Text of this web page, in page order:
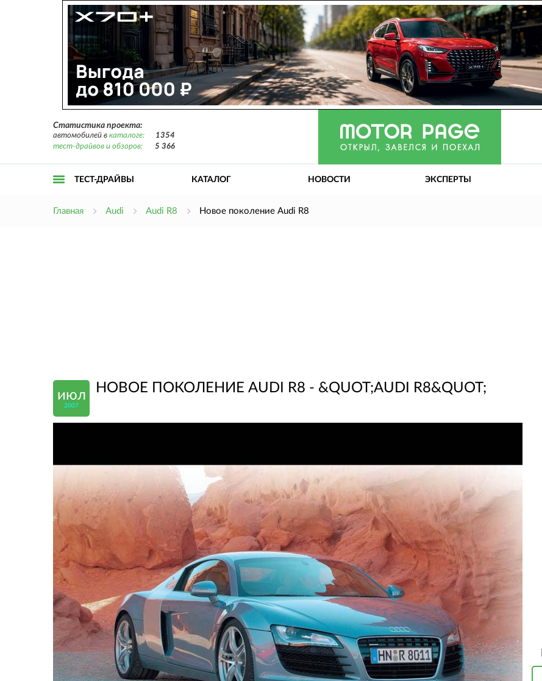
Статистика проекта:
автомобилей в каталоге:
1354
тест-драйвов и обзоров:
5 366
ТЕСТ-ДРАЙВЫ КАТАЛОГ НОВОСТИ ЭКСПЕРТЫ
Главная Audi Audi R8 Новое поколение Audi R8
июл
2007
НОВОЕ ПОКОЛЕНИЕ AUDI R8 - &QUOT;AUDI R8&QUOT;